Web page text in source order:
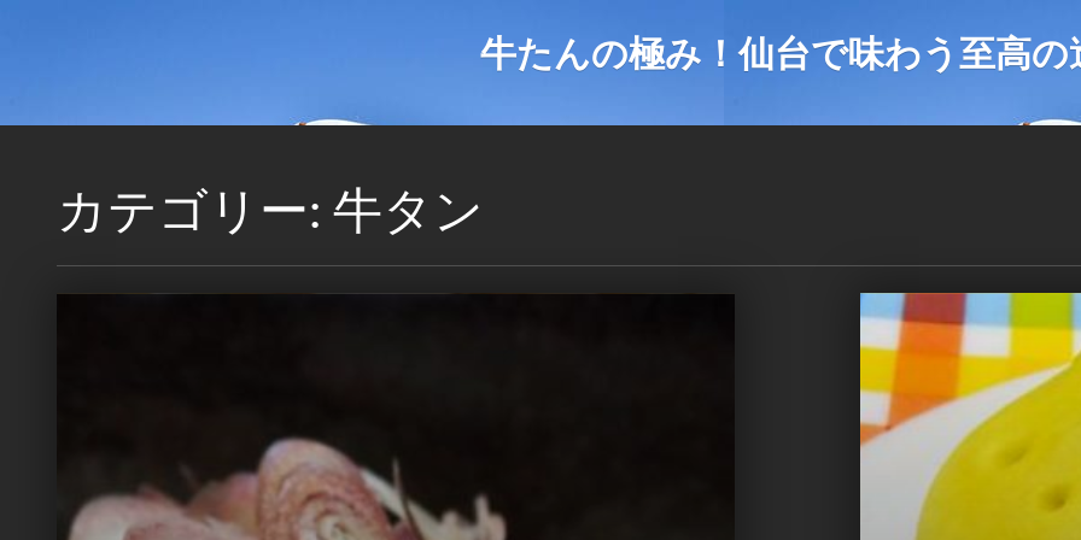
牛たんの極み！仙台で味わう至高の
カテゴリー: 牛タン